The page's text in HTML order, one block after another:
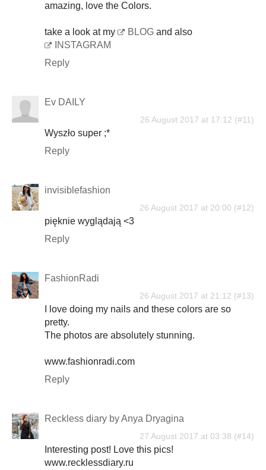
amazing, love the Colors.
take a look at my BLOG and also
INSTAGRAM
Reply
Ev DAILY
26 August 2017 at 17:12
Wyszło super ;*
Reply
invisiblefashion
26 August 2017 at 20:00
pięknie wyglądają <3
Reply
FashionRadi
26 August 2017 at 21:12
I love doing my nails and these colors are so
pretty.
The photos are absolutely stunning.
www.fashionradi.com
Reply
Reckless diary by Anya Dryagina
27 August 2017 at 03:38
Interesting post! Love this pics!
www.recklessdiary.ru